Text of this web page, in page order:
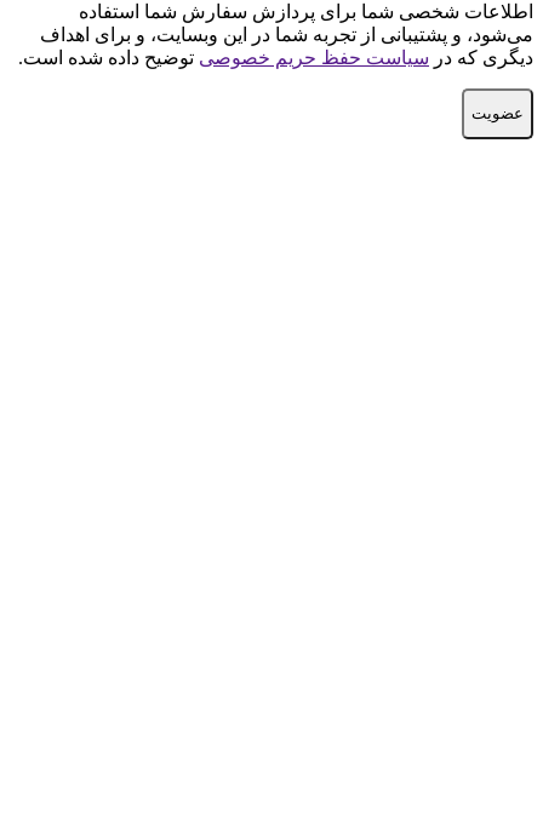
اطلاعات شخصی شما برای پردازش سفارش شما استفاده
می‌شود، و پشتیبانی از تجربه شما در این وبسایت، و برای اهداف
دیگری که در سیاست حفظ حریم خصوصی توضیح داده شده است.
عضویت